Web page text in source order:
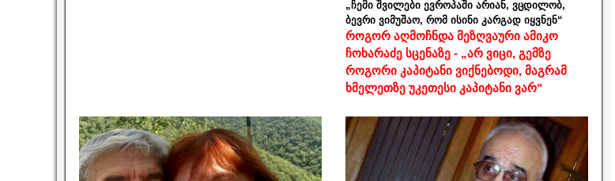
„ჩემი შვილები ევროპაში არიან, ვცდილობ,
ბევრი ვიმუშაო, რომ ისინი კარგად იყვნენ“
როგორ აღმოჩნდა მეზღვაური ამიკო
ჩოხარაძე სცენაზე - „არ ვიცი, გემზე
როგორი კაპიტანი ვიქნებოდი, მაგრამ
ხმელეთზე უკეთესი კაპიტანი ვარ“